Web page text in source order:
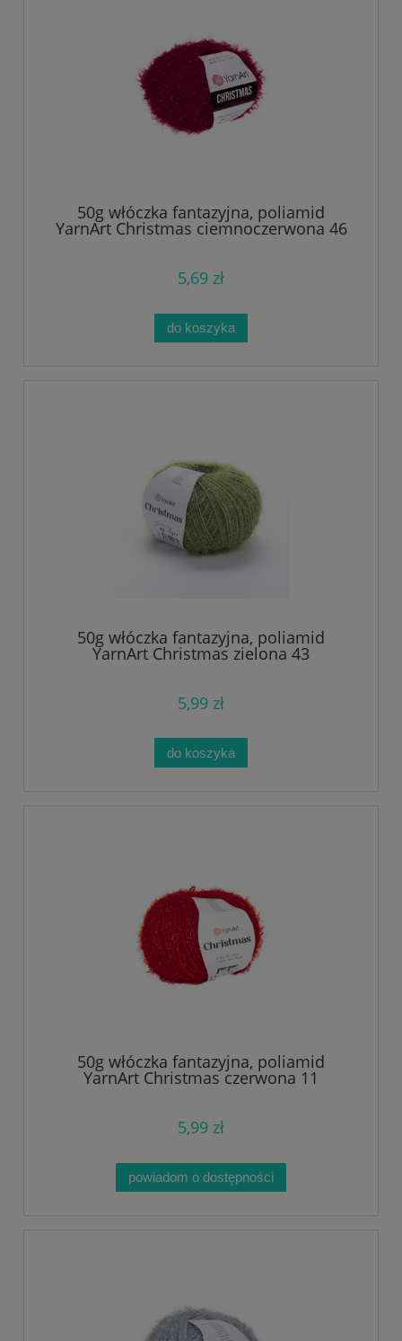
50g włóczka fantazyjna, poliamid
YarnArt Christmas ciemnoczerwona 46
5,69 zł
do koszyka
50g włóczka fantazyjna, poliamid
YarnArt Christmas zielona 43
5,99 zł
do koszyka
50g włóczka fantazyjna, poliamid
YarnArt Christmas czerwona 11
5,99 zł
powiadom o dostępności